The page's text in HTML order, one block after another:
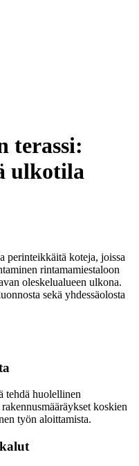
terassi:
ulkotila
perinteikkäitä koteja, joissa
rintamamiestaloon
oleskelualueen ulkona.
sekä yhdessäolosta
tehdä huolellinen
koskien
työn aloittamista.